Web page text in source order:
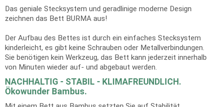
Das geniale Stecksystem und geradlinige moderne Design
zeichnen das Bett BURMA aus!
Der Aufbau des Bettes ist durch ein einfaches Stecksystem
kinderleicht, es gibt keine Schrauben oder Metallverbindungen.
Sie benötigen kein Werkzeug, das Bett kann jederzeit innerhalb
von Minuten wieder auf- und abgebaut werden.
NACHHALTIG - STABIL - KLIMAFREUNDLICH.
Ökowunder Bambus.